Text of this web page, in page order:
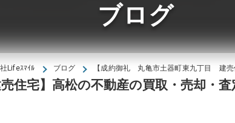
ブログ
Lifeｽﾏｲﾙ ブログ 【成約御礼 丸亀市土器町東九丁目 建売
宅】高松の不動産の買取・売却・査